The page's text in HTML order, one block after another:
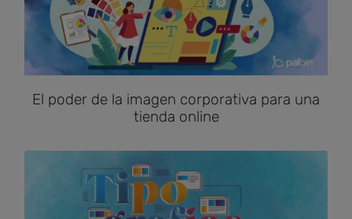
El poder de la imagen corporativa para una
tienda online